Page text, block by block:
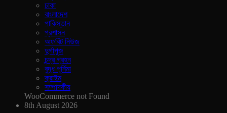
ঢাকা
বাংলাদেশ
পাকিস্তান
প্রশাসন
অফবিট নিউজ
দুর্গাপূজ
চন্দ্র গ্রহন
বুদ্ধ পূর্নিমা
ক্রাইম
সম্পাদকীয়
WooCommerce not Found
8th August 2026